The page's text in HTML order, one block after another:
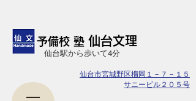
予備校 塾 仙台文理
​仙台駅から歩いて4分
仙台市宮城野区榴岡１－７－１５
サニービル２０５号